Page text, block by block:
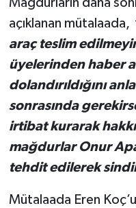
Mağdurların daha
açıklanan mütalaada,
araç teslim
üyelerinden haber
dolandırıldığını
sonrasında
irtibat kurarak
mağdurlar Onur
tehdit edilerek
Mütalaada Eren